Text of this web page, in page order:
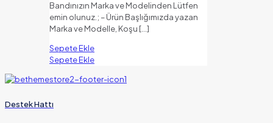
Bandınızın Marka ve Modelinden Lütfen
emin olunuz.; – Ürün Başlığımızda yazan
Marka ve Modelle, Koşu […]
Sepete Ekle
Sepete Ekle
Destek Hattı